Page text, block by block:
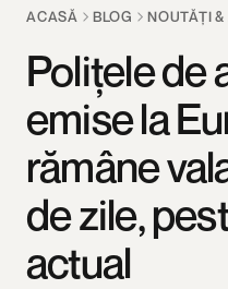
ACASĂ BLOG NOUTĂȚI
Polițele de
emise la
rămâne
de zile,
actual